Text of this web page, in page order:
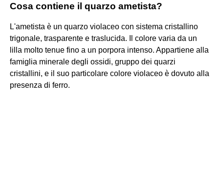
Cosa contiene il quarzo ametista?
L'ametista è un quarzo violaceo con sistema cristallino
trigonale, trasparente e traslucida. Il colore varia da un
lilla molto tenue fino a un porpora intenso. Appartiene alla
famiglia minerale degli ossidi, gruppo dei quarzi
cristallini, e il suo particolare colore violaceo è dovuto alla
presenza di ferro.